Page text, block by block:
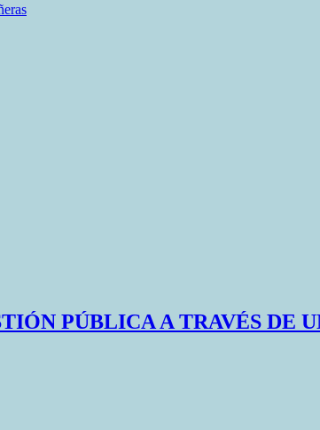
PÚBLICA A TRAVÉS DE